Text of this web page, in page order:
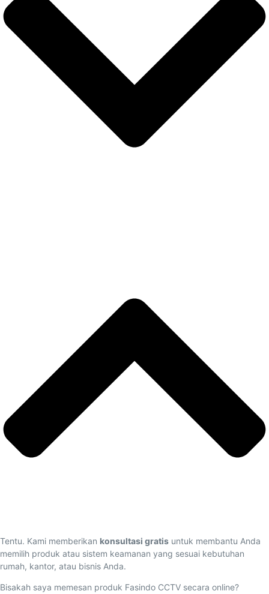
Tentu. Kami memberikan konsultasi gratis untuk membantu Anda
memilih produk atau sistem keamanan yang sesuai kebutuhan
rumah, kantor, atau bisnis Anda.
Bisakah saya memesan produk Fasindo CCTV secara online?